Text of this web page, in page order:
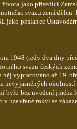
jako přísedící
svazu zemědělců.
jako poslanec
1948 (tedy dva dny
svazu českých
vypracováno až 19.
nevyjasněných
bylo bez uvedení jména
uzavřené rakvi se